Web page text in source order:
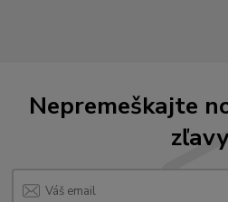
Nepremeškajte